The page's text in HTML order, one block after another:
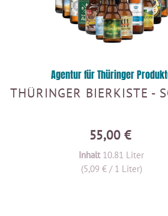
Agentur für Thüringer
THÜRINGER BIERKISTE -
55,00 €
Inhalt 10.81 Liter
(5,09 € / 1 Liter)